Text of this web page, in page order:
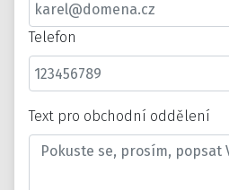
Telefon
Text pro obchodní oddělení